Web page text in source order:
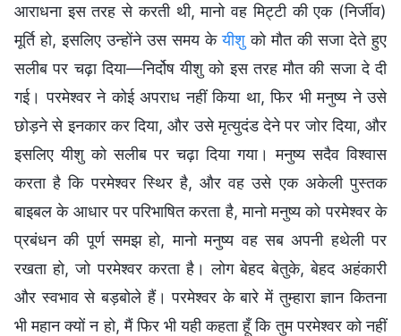
आराधना इस तरह से करती थी, मानो वह मिट्टी की एक (निर्जीव)
मूर्ति हो, इसलिए उन्होंने उस समय केयीशु को मौत की सजा देते हुए
सलीब पर चढ़ा दिया—निर्दोष यीशु को इस तरह मौत की सजा दे दी
गई। परमेश्वर ने कोई अपराध नहीं किया था, फिर भी मनुष्य ने उसे
छोड़ने से इनकार कर दिया, और उसे मृत्युदंड देने पर जोर दिया, और
इसलिए यीशु को सलीब पर चढ़ा दिया गया। मनुष्य सदैव विश्वास
करता है कि परमेश्वर स्थिर है, और वह उसे एक अकेली पुस्तक
बाइबल के आधार पर परिभाषित करता है, मानो मनुष्य को परमेश्वर के
प्रबंधन की पूर्ण समझ हो, मानो मनुष्य वह सब अपनी हथेली पर
रखता हो, जो परमेश्वर करता है। लोग बेहद बेतुके, बेहद अहंकारी
और स्वभाव से बड़बोले हैं। परमेश्वर के बारे में तुम्हारा ज्ञान कितना
भी महान क्यों न हो, मैं फिर भी यही कहता हूँ कि तुम परमेश्वर को नहीं